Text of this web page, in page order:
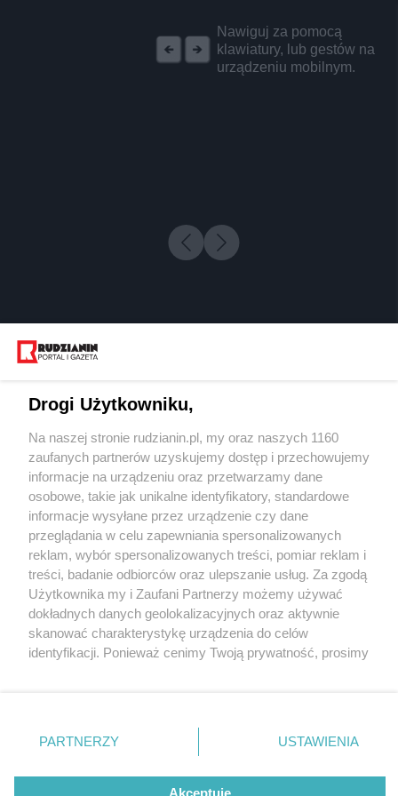
Nawiguj za pomocą
klawiatury, lub gestów na
urządzeniu mobilnym.
2 / 0
Wydawca mediów
Nie zapomnij
zapoznać się z:
polityką prywatności regulamin korzystania z portali
Twojemiasto
Piekary Śląskie
Chorzów
Tarnowskie Góry
Gliwice
Skontakuj sięz nami
Kontakt
Wydawca
Redakcja
Drogi Użytkowniku,
Na naszej stronie rudzianin.pl, my oraz naszych 1160
zaufanych partnerów uzyskujemy dostęp i przechowujemy
informacje na urządzeniu oraz przetwarzamy dane
osobowe, takie jak unikalne identyfikatory, standardowe
informacje wysyłane przez urządzenie czy dane
przeglądania w celu zapewniania spersonalizowanych
reklam, wybór spersonalizowanych treści, pomiar reklam i
treści, badanie odbiorców oraz ulepszanie usług. Za zgodą
Użytkownika my i Zaufani Partnerzy możemy używać
dokładnych danych geolokalizacyjnych oraz aktywnie
skanować charakterystykę urządzenia do celów
identyfikacji. Ponieważ cenimy Twoją prywatność, prosimy
prywatności znajdujący się w lewym dolnym rogu strony
. Niektóre rodzaje przetwarzania danych nie wymagają
zgody użytkownika, ale masz prawo sprzeciwić się
takiemu przetwarzaniu. Preferencje będą miały
PARTNERZY USTAWIENIA
Akceptuję